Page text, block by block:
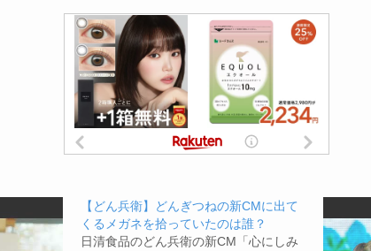
【どん兵衛】どんぎつねの新CMに出て
くるメガネを拾っていたのは誰？
日清食品のどん兵衛の新CM「心にしみ